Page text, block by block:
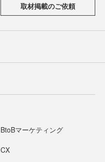
取材掲載のご依頼
BtoBマーケティング
CX